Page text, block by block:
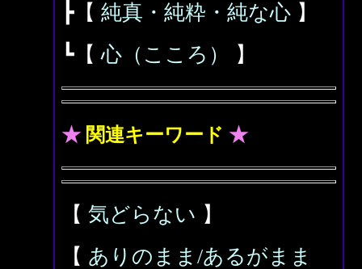
┣【 純真・純粋・純な心 】
┗【心（こころ） 】
★ 関連キーワード ★
【 気どらない 】
【 ありのまま/あるがまま